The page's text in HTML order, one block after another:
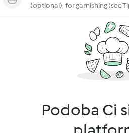
(optional), for garnishing (see
Podoba Ci